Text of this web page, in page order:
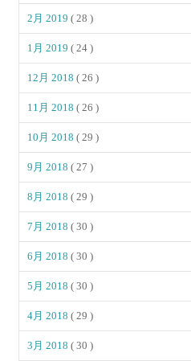
2月 2019( 28 )
1月 2019( 24 )
12月 2018( 26 )
11月 2018( 26 )
10月 2018( 29 )
9月 2018( 27 )
8月 2018( 29 )
7月 2018( 30 )
6月 2018( 30 )
5月 2018( 30 )
4月 2018( 29 )
3月 2018( 30 )